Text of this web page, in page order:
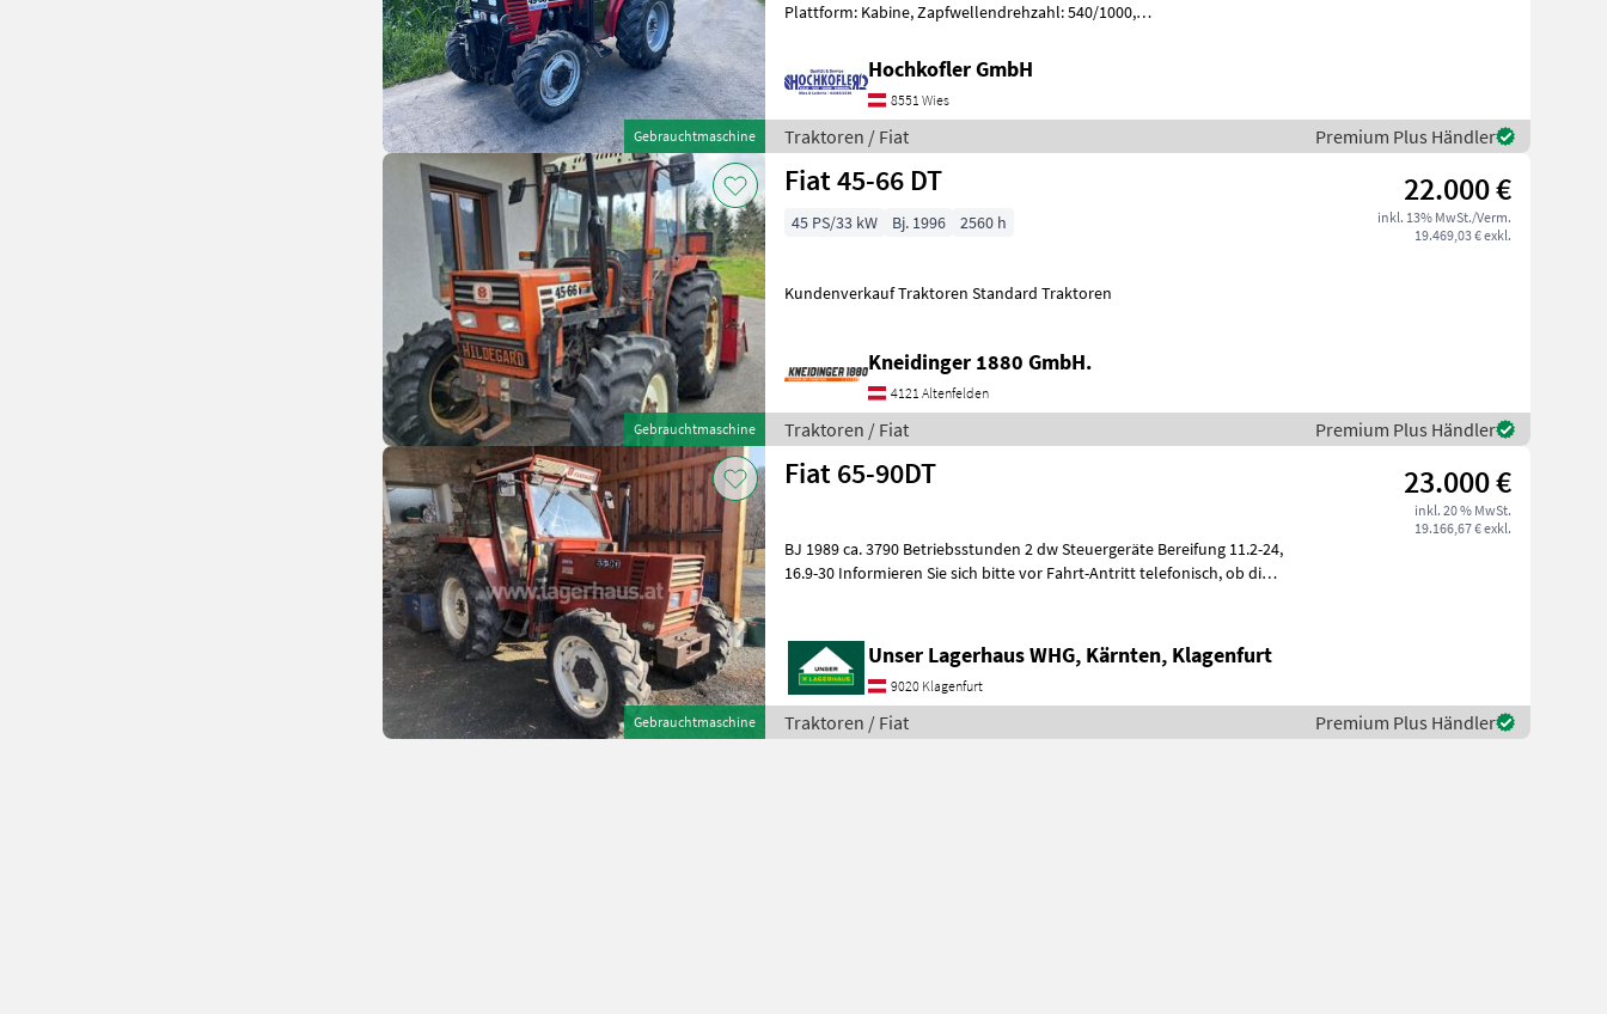
Gebrauchtmaschine
Plattform: Kabine, Zapfwellendrehzahl: 540/1000,
Hochkofler GmbH
8551 Wies
Traktoren / Fiat Premium Plus Händler
Gebrauchtmaschine
Fiat 45-66 DT 22.000 €
inkl. 13% MwSt./Verm.
19.469,03 € exkl.
45 PS/33 kW Bj. 1996 2560 h
Kundenverkauf Traktoren Standard Traktoren
Kneidinger 1880 GmbH.
4121 Altenfelden
Traktoren / Fiat Premium Plus Händler
Gebrauchtmaschine
Fiat 65-90DT 23.000 €
inkl. 20 % MwSt.
19.166,67 € exkl.
BJ 1989 ca. 3790 Betriebsstunden 2 dw Steuergeräte Bereifung 11.2-24,
16.9-30 Informieren Sie sich bitte vor Fahrt-Antritt telefonisch, ob die
Unser Lagerhaus WHG, Kärnten, Klagenfurt
9020 Klagenfurt
Traktoren / Fiat Premium Plus Händler